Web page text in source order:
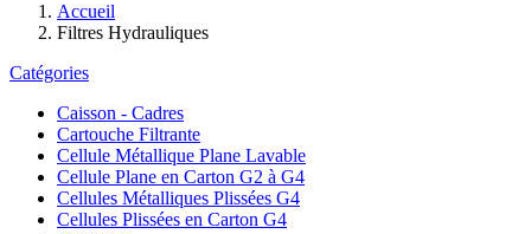
Accueil
Filtres Hydrauliques
Catégories
Caisson - Cadres
Cartouche Filtrante
Cellule Métallique Plane Lavable
Cellule Plane en Carton G2 à G4
Cellules Métalliques Plissées G4
Cellules Plissées en Carton G4